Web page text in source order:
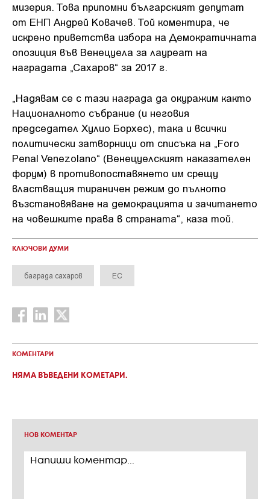
мизерия. Това припомни българският депутат
от ЕНП Андрей Ковачев. Той коментира, че
искрено приветства избора на Демократичната
опозиция във Венецуела за лауреат на
наградата „Сахаров“ за 2017 г.
„Надявам се с тази награда да окуражим както
Националното събрание (и неговия
председател Хулио Борхес), така и всички
политически затворници от списъка на „Foro
Penal Venezolano“ (Венецуелският наказателен
форум) в противопоставянето им срещу
властващия тираничен режим до пълното
възстановяване на демокрацията и зачитането
на човешките права в страната“, каза той.
КЛЮЧОВИ ДУМИ
баграда сахаров ЕС
КОМЕНТАРИ
НЯМА ВЪВЕДЕНИ КОМЕТАРИ.
НОВ КОМЕНТАР